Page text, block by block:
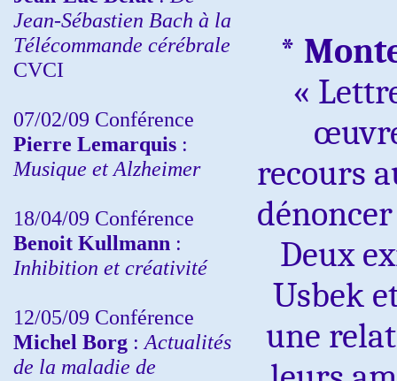
Jean-Sébastien Bach à la
Télécommande cérébrale
CVCI
07/02/09 Conférence
Pierre Lemarquis :
Musique et Alzheimer
18/04/09 Conférence
Benoit Kullmann :
Inhibition et créativité
12/05/09 Conférence
Michel Borg : Actualités
de la maladie de
*
«
recours
Deux
Usbek
une